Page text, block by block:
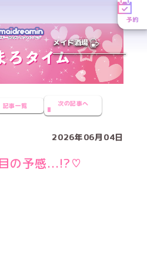
予約
メイド酒場
記事一覧 次の記事へ
2026年06月04日
の予感...!?♡